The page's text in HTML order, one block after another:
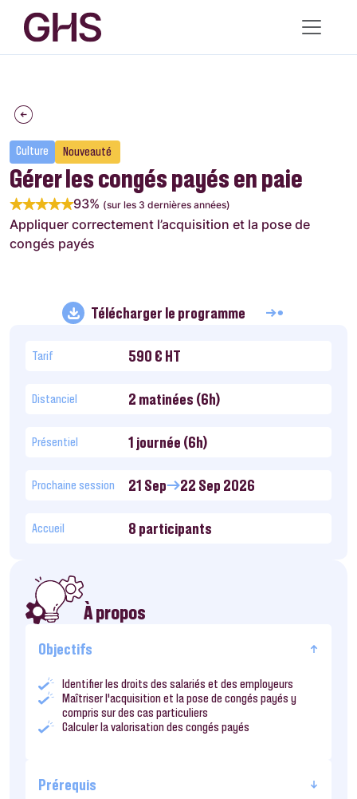
Culture Nouveauté
Gérer les congés payés en paie
93% (sur les 3 dernières années)
Appliquer correctement l’acquisition et la pose de
congés payés
Télécharger le programme
Tarif 590 € HT
Distanciel 2 matinées (6h)
Présentiel 1 journée (6h)
Prochaine session 21 Sep 22 Sep 2026
Accueil 8 participants
À propos
Objectifs
Identifier les droits des salariés et des employeurs
Maîtriser l’acquisition et la pose de congés payés y
compris sur des cas particuliers
Calculer la valorisation des congés payés
Prérequis